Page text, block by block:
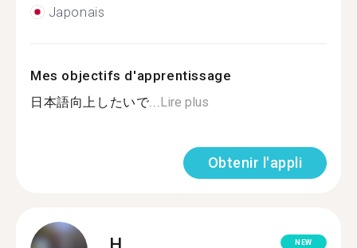
Japonais
Mes objectifs d'apprentissage
日本語向上したいで... Lire plus
Obtenir l'appli
NEW